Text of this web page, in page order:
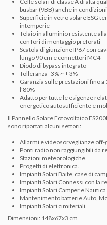
busbar (9BB) anche in
Superficie in vetro solare ESG
intemperie
Telaio in alluminio resistente
con fori di montaggio preforati
Scatola di giunzione IP67 con
lungo 90 cm e connettori MC4
Diodo di bypass integrato
Tolleranza -3% ~ + 3%
Garanzia sulle prestazioni fino a
l'80%
Adatto per tutte le esigenze
energetico autosufficiente e
II Pannello Solare Fotovoltaico
sono riportati alcuni settori:
Allarmi e videosorveglianze off-
Ponti radio non raggiungibili da
Stazioni meteorologiche.
Progetti di elettronica.
Impianti Solari Baite, case di
Impianti Solari Connessi con la
Impianti Solari Camper e Nautica
Mantenimento batterie Auto,
Impianti Solari cimiteriali.
Dimensioni: 148x67x3 cm